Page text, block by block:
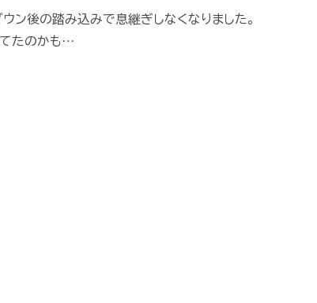
後の踏み込みで息継ぎしなくなりました。
てたのかも…